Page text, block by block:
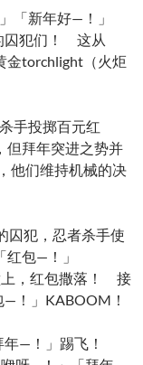
「新年好—！」
囚犯们！ 这从
金torchlight（火炬
手投掷百元红
拜年突进之势并
他们维持机械的决
囚犯，忍者杀手使
包—！」
，红包撒落！ 接
！」KABOOM！
年—！」踢飞！